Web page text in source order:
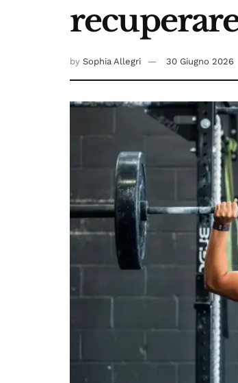
by Sophia Allegri 30 Giugno 2026